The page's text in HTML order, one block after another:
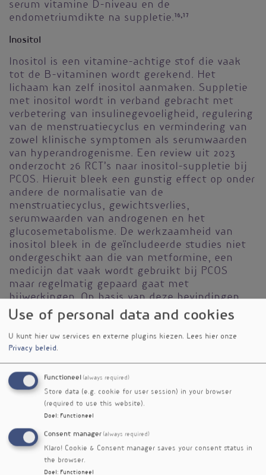
serum vitamine D-niveau en de
endometriumdikte na suppletie.16,17
Inositol
Inositol is een vitamine-achtige stof die vaak
tot de B-vitaminen wordt gerekend. Het
lichaam kan zelf inositol aanmaken. Suppletie
met inositol wordt in verband gebracht met
verbetering van insulinegevoeligheid, regulering
van de menstruatiecyclus en vermindering van
zowel klinische symptomen als serumwaarden
van hyperandrogenisme. Een review uit 2023
onderzocht 26 RCT’s naar inositol-suppletie bij
PCOS. Hieruit bleek een gunstig effect op onder
andere de normalisatie van de
menstruatiecyclus, gewichtsverlies,
serumwaarden van androgenen en het
glucosemetabolisme. De werkzaamheid van
inositol bleek in de geïncludeerde studies niet
ondergeschikt aan die van metformine, een
medicijn dat vaak wordt gebruikt bij PCOS
maar regelmatig gepaard gaat met
bijwerkingen. Op basis van deze bevindingen
zou suppletie met inositol een overweging
kunnen zijn in situaties waarin metformine niet
goed wordt verdragen.18,19
Ook mineralen en sporenelementen zijn
onderzocht in relatie tot PCOS. De resultaten
zijn echter niet eenduidig. Zo vonden Kurdoglu
et al. geen verschillen in serumwaarden van
onder andere koper, zink, mangaan en
magnesium tussen vrouwen met en zonder
PCOS, terwijl Zheng et al. juist hogere koper-
en lagere zinkniveaus rapporteerden bij PCOS-
Use of personal data and cookies
U kunt hier uw services en externe plugins kiezen. Lees hier onze
Privacy beleid.
Functioneel (always required)
Store data (e.g. cookie for user session) in your browser
(required to use this website).
Doel : Functioneel
Consent manager (always required)
Klaro! Cookie & Consent manager saves your consent status in
the browser.
Doel : Functioneel